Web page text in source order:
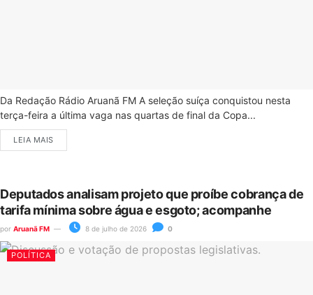
Da Redação Rádio Aruanã FM A seleção suíça conquistou nesta
terça-feira a última vaga nas quartas de final da Copa...
LEIA MAIS
Deputados analisam projeto que proíbe cobrança de
tarifa mínima sobre água e esgoto; acompanhe
por Aruanã FM 8 de julho de 2026 0
POLÍTICA